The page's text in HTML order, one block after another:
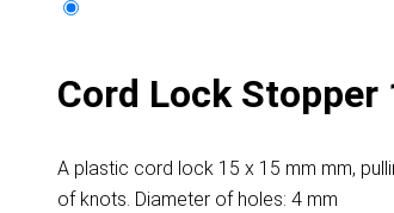
Cord Lock
A plastic cord lock 15 x 15 mm mm,
of knots. Diameter of holes: 4 mm